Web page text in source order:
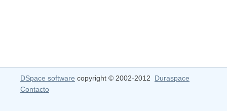
DSpace software copyright © 2002-2012 Duraspace
Contacto